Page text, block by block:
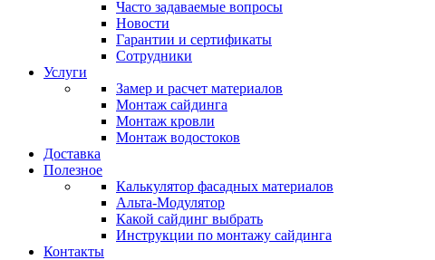
Часто задаваемые вопросы
Новости
Гарантии и сертификаты
Сотрудники
Услуги
Замер и расчет материалов
Монтаж сайдинга
Монтаж кровли
Монтаж водостоков
Доставка
Полезное
Калькулятор фасадных материалов
Альта-Модулятор
Какой сайдинг выбрать
Инструкции по монтажу сайдинга
Контакты